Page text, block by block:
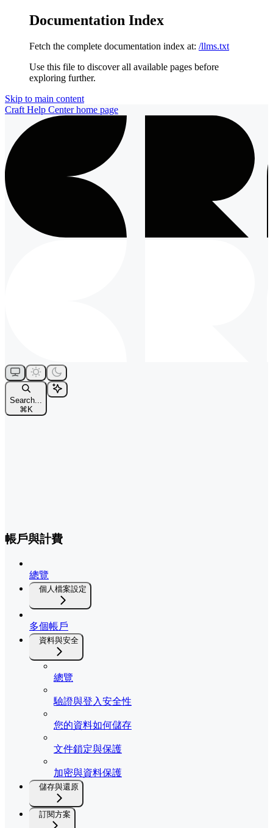
Documentation Index
Fetch the complete documentation index at: /llms.txt
Use this file to discover all available pages before
exploring further.
Skip to main content
Craft Help Centerhome page
Search...
⌘ K
帳戶與計費
總覽
個人檔案設定
多個帳戶
資料與安全
總覽
驗證與登入安全性
您的資料如何儲存
文件鎖定與保護
加密與資料保護
儲存與還原
訂閱方案